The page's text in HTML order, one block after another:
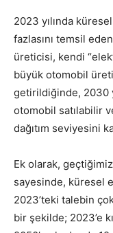
2023 yılında
fazlasını temsil
üreticisi, kendi
büyük otomobil
getirildiğinde, 2030
otomobil satılabilir
dağıtım seviyesini
Ek olarak,
sayesinde, küresel
2023’teki talebin
bir şekilde; 2023’e